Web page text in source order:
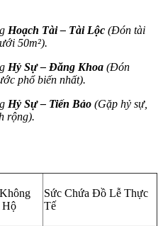
Hoạch Tài – Tài Lộc (Đón tài
50m²).
Hỷ Sự – Đăng Khoa (Đón
phổ biến nhất).
Hỷ Sự – Tiến Bảo (Gặp hỷ sự,
rộng).
Hộ
Sức Chứa Đồ Lễ Thực
Tế